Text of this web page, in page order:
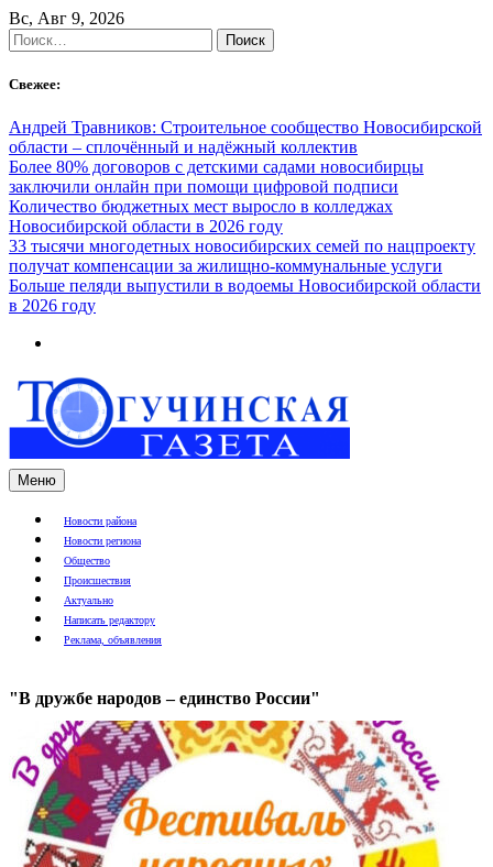
Skip
to
content
Вс, Авг 9, 2026
Найти:
Свежее:
Андрей Травников: Строительное сообщество Новосибирской
области – сплочённый и надёжный коллектив
Более 80% договоров с детскими садами новосибирцы
заключили онлайн при помощи цифровой подписи
Количество бюджетных мест выросло в колледжах
Новосибирской области в 2026 году
33 тысячи многодетных новосибирских семей по нацпроекту
получат компенсации за жилищно-коммунальные услуги
Больше пеляди выпустили в водоемы Новосибирской области
в 2026 году
Меню
Новости района
Новости региона
Общество
Происшествия
Актуально
Написать редактору
Реклама, объявления
"В дружбе народов – единство России"